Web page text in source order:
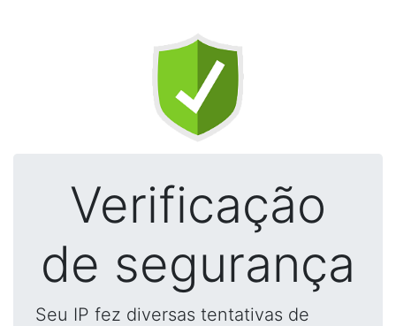
Verificação
de segurança
Seu IP fez diversas tentativas de